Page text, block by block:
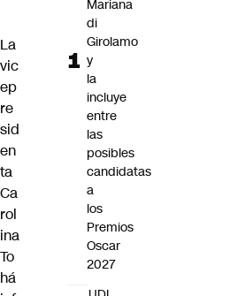
La
vic
ep
re
sid
en
ta
Ca
rol
ina
To
há
Mariana
di
Girolamo
y
la
incluye
entre
las
posibles
candidatas
a
los
Premios
Oscar
2027